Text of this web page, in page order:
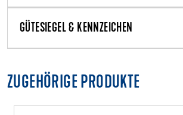
GÜTESIEGEL & KENNZEICHEN
ZUGEHÖRIGE PRODUKTE